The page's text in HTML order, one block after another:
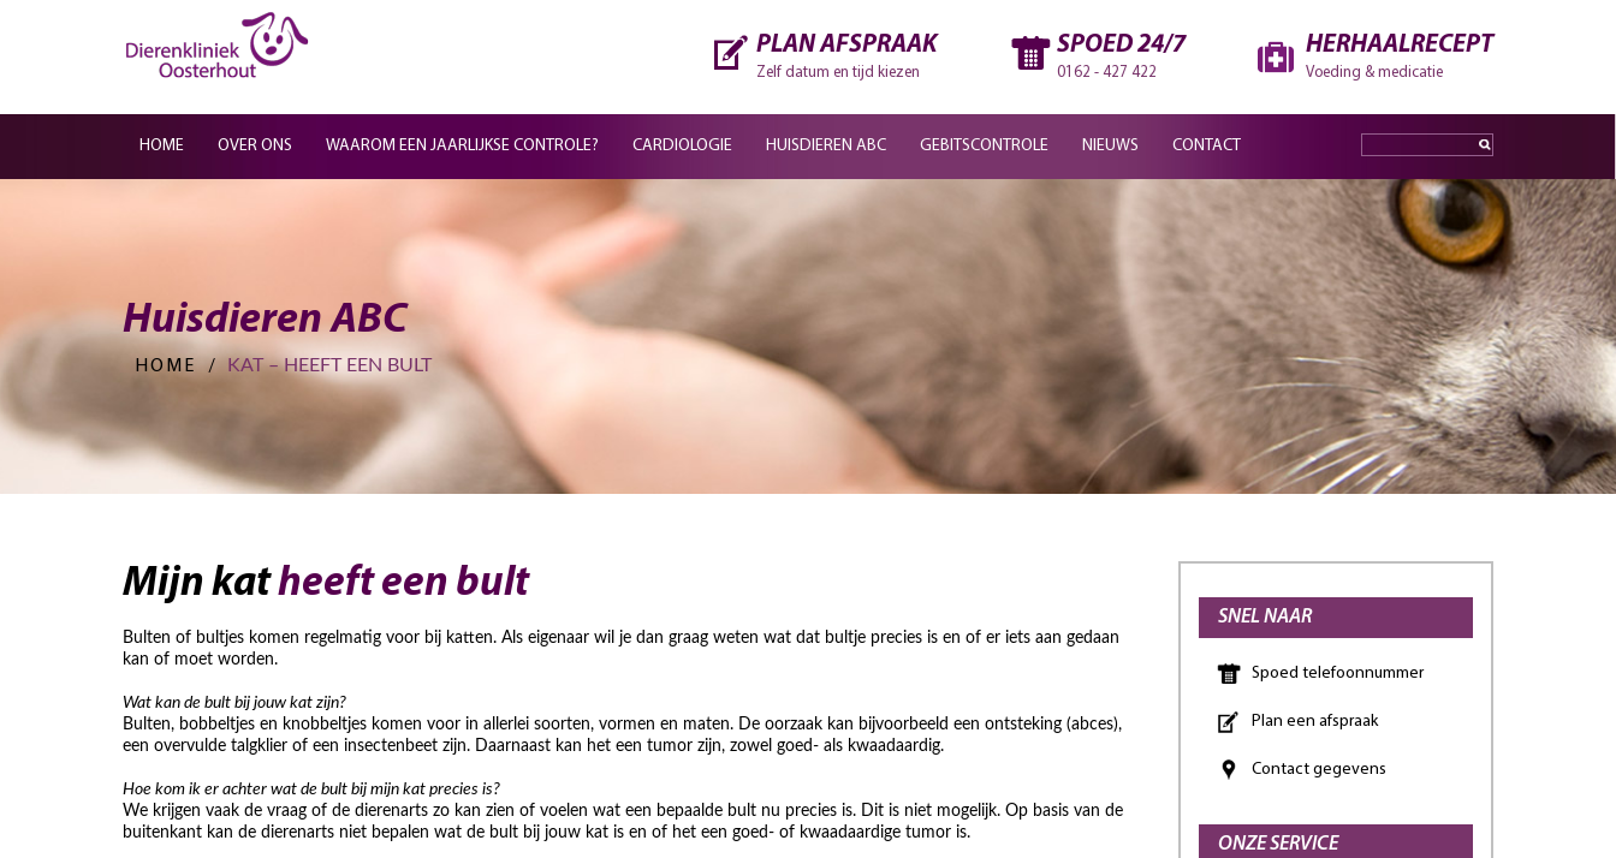
PLAN AFSPRAAK
Zelf datum en tijd kiezen
SPOED 24/7
0162 - 427 422
HERHAALRECEPT
Voeding & medicatie
HOME OVER ONS WAAROM EEN JAARLIJKSE CONTROLE? CARDIOLOGIE HUISDIEREN ABC GEBITSCONTROLE NIEUWS CONTACT
Huisdieren ABC
HOME / KAT – HEEFT EEN BULT
Mijn katheeft een bult
Bulten of bultjes komen regelmatig voor bij katten. Als eigenaar wil je dan graag weten wat dat bultje precies is en of er iets aan gedaan
kan of moet worden.
Wat kan de bult bij jouw kat zijn?
Bulten, bobbeltjes en knobbeltjes komen voor in allerlei soorten, vormen en maten. De oorzaak kan bijvoorbeeld een ontsteking (abces),
een overvulde talgklier of een insectenbeet zijn. Daarnaast kan het een tumor zijn, zowel goed- als kwaadaardig.
Hoe kom ik er achter wat de bult bij mijn kat precies is?
We krijgen vaak de vraag of de dierenarts zo kan zien of voelen wat een bepaalde bult nu precies is. Dit is niet mogelijk. Op basis van de
buitenkant kan de dierenarts niet bepalen wat de bult bij jouw kat is en of het een goed- of kwaadaardige tumor is.
SNEL NAAR
Spoed telefoonnummer
Plan een afspraak
Contact gegevens
ONZE SERVICE